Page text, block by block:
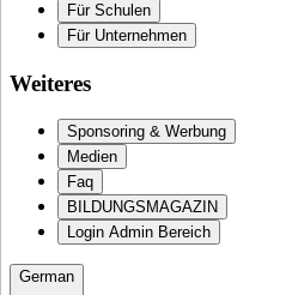
Für Schulen
Für Unternehmen
Weiteres
Sponsoring & Werbung
Medien
Faq
BILDUNGSMAGAZIN
Login Admin Bereich
German